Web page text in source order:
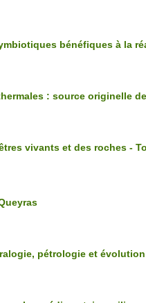
vivants et des roches -
pétrologie et évolution